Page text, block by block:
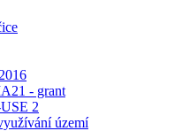
- grant
2
území